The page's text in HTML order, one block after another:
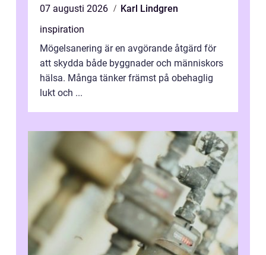
07 augusti 2026
Karl Lindgren
inspiration
Mögelsanering är en avgörande åtgärd för
att skydda både byggnader och människors
hälsa. Många tänker främst på obehaglig
lukt och ...